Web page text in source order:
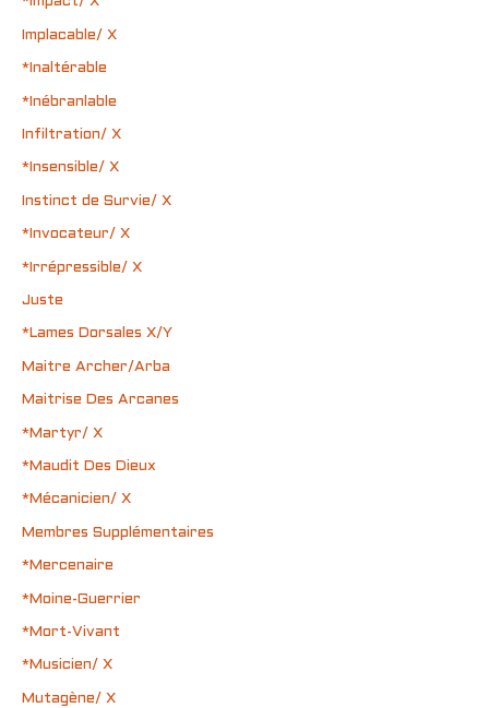
Implacable/ X
*Inaltérable
*Inébranlable
Infiltration/ X
*Insensible/ X
Instinct de Survie/ X
*Invocateur/ X
*Irrépressible/ X
Juste
*Lames Dorsales X/Y
Maitre Archer/Arba
Maitrise Des Arcanes
*Martyr/ X
*Maudit Des Dieux
*Mécanicien/ X
Membres Supplémentaires
*Mercenaire
*Moine-Guerrier
*Mort-Vivant
*Musicien/ X
Mutagène/ X